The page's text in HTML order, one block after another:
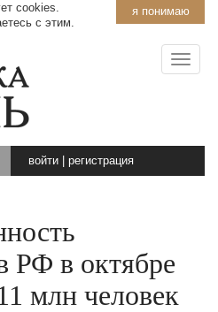
я понимаю
cookies.
с этим.
войти регистрация
РФ в октябре
млн человек